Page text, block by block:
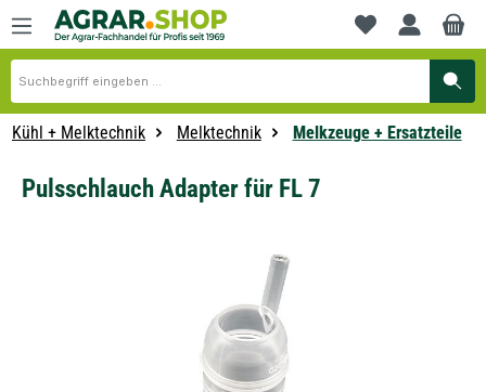
springen
Du hast 0
Kühl + Melktechnik Melktechnik Melkzeuge + Ersatzteile
Pulsschlauch Adapter für FL 7